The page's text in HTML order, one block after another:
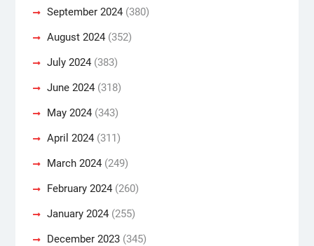
September 2024(380)
August 2024(352)
July 2024(383)
June 2024(318)
May 2024(343)
April 2024(311)
March 2024(249)
February 2024(260)
January 2024(255)
December 2023(345)